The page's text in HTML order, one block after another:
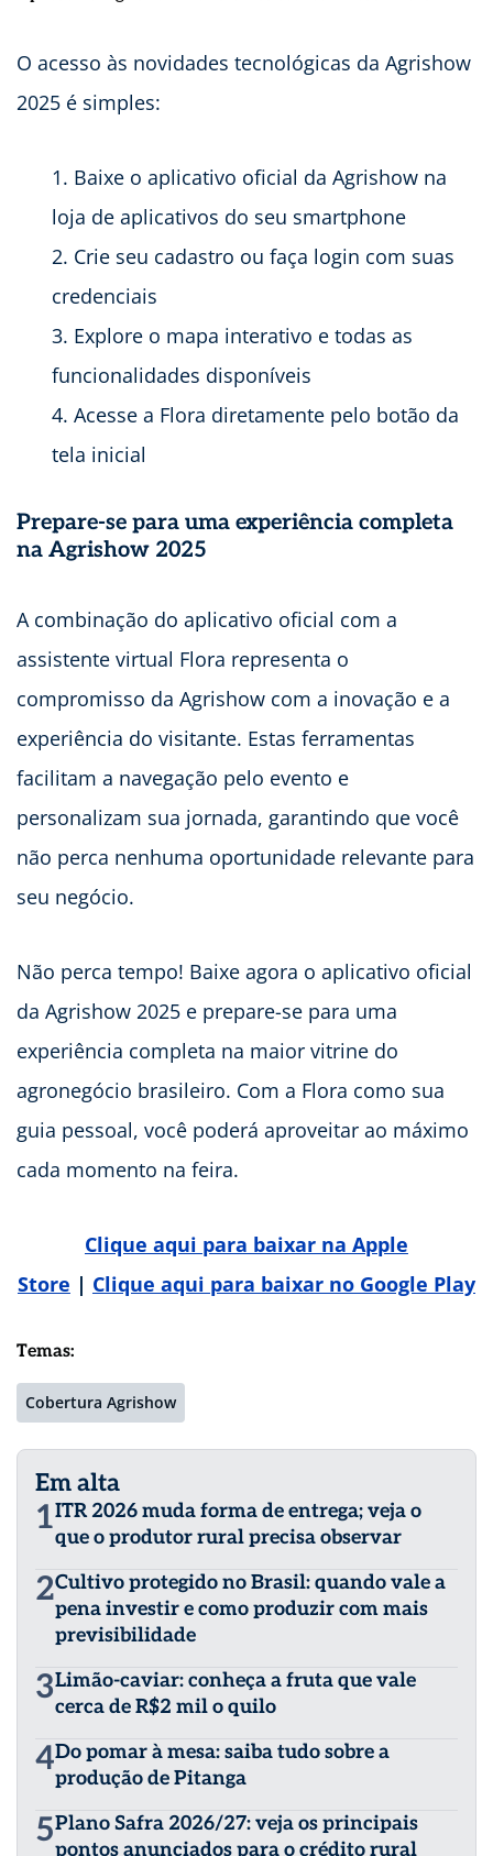
O acesso às novidades tecnológicas da Agrishow
2025 é simples:
Baixe o aplicativo oficial da Agrishow na
loja de aplicativos do seu smartphone
Crie seu cadastro ou faça login com suas
credenciais
Explore o mapa interativo e todas as
funcionalidades disponíveis
Acesse a Flora diretamente pelo botão da
tela inicial
Prepare-se para uma experiência completa
na Agrishow 2025
A combinação do aplicativo oficial com a
assistente virtual Flora representa o
compromisso da Agrishow com a inovação e a
experiência do visitante. Estas ferramentas
facilitam a navegação pelo evento e
personalizam sua jornada, garantindo que você
não perca nenhuma oportunidade relevante para
seu negócio.
Não perca tempo! Baixe agora o aplicativo oficial
da Agrishow 2025 e prepare-se para uma
experiência completa na maior vitrine do
agronegócio brasileiro. Com a Flora como sua
guia pessoal, você poderá aproveitar ao máximo
cada momento na feira.
Clique aqui para baixar na Apple
Store | Clique aqui para baixar no Google Play
Temas:
Cobertura Agrishow
Em alta
1ITR 2026 muda forma de entrega; veja o
que o produtor rural precisa observar
2Cultivo protegido no Brasil: quando vale a
pena investir e como produzir com mais
previsibilidade
3Limão-caviar: conheça a fruta que vale
cerca de R$2 mil o quilo
4Do pomar à mesa: saiba tudo sobre a
produção de Pitanga
5Plano Safra 2026/27: veja os principais
pontos anunciados para o crédito rural